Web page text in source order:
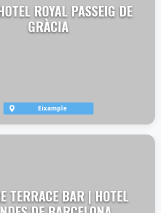
ROYAL PASSEIG DE
GRÀCIA
Eixample
TERRACE BAR | HOTEL